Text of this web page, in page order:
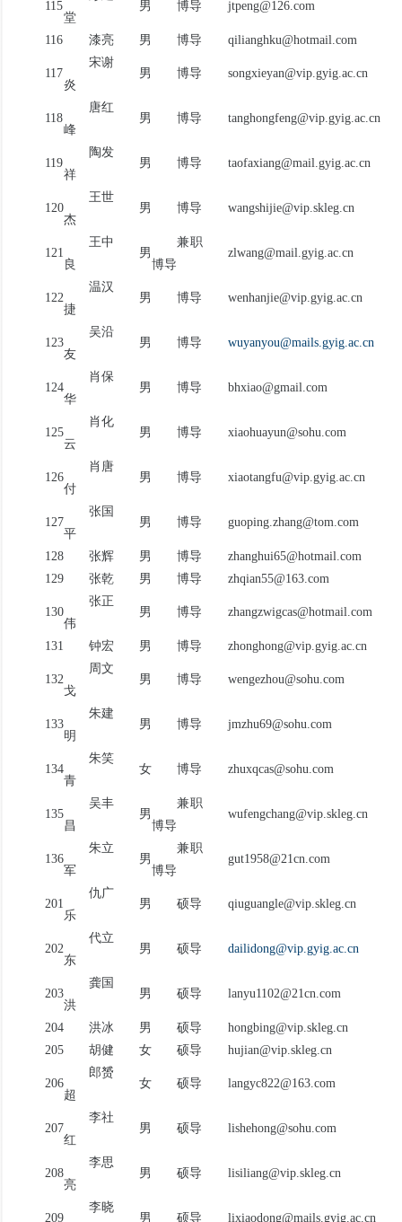
115
堂
男 博导 jtpeng@126.com
116 漆亮 男 博导 qilianghku@hotmail.com
117
宋谢
炎
男 博导 songxieyan@vip.gyig.ac.cn
118
唐红
峰
男 博导 tanghongfeng@vip.gyig.ac.cn
119
陶发
祥
男 博导 taofaxiang@mail.gyig.ac.cn
120
王世
杰
男 博导 wangshijie@vip.skleg.cn
121
王中
良
男
兼职
博导
zlwang@mail.gyig.ac.cn
122
温汉
捷
男 博导 wenhanjie@vip.gyig.ac.cn
123
吴沿
友
男 博导 wuyanyou@mails.gyig.ac.cn
124
肖保
华
男 博导 bhxiao@gmail.com
125
肖化
云
男 博导 xiaohuayun@sohu.com
126
肖唐
付
男 博导 xiaotangfu@vip.gyig.ac.cn
127
张国
平
男 博导 guoping.zhang@tom.com
128 张辉 男 博导
zhanghui65@hotmail.com
129
张乾 男 博导 zhqian55@163.com
130
张正
伟
男 博导 zhangzwigcas@hotmail.com
131 钟宏 男 博导 zhonghong@vip.gyig.ac.cn
132
周文
戈
男 博导 wengezhou@sohu.com
133
朱建
明
男 博导 jmzhu69@sohu.com
134
朱笑
青
女 博导 zhuxqcas@sohu.com
135
吴丰
昌
男
兼职
博导
wufengchang@vip.skleg.cn
136
朱立
军
男
兼职
博导
gut1958@21cn.com
201
仇广
乐
男 硕导 qiuguangle@vip.skleg.cn
202
代立
东
男 硕导 dailidong@vip.gyig.ac.cn
203
龚国
洪
男 硕导 lanyu1102@21cn.com
204 洪冰 男 硕导
hongbing@vip.skleg.cn
205
胡健 女 硕导 hujian@vip.skleg.cn
206
郎赟
超
女 硕导 langyc822@163.com
207
李社
红
男 硕导 lishehong@sohu.com
208
李思
亮
男 硕导 lisiliang@vip.skleg.cn
209
李晓
男
硕导 lixiaodong@mails.gyig.ac.cn